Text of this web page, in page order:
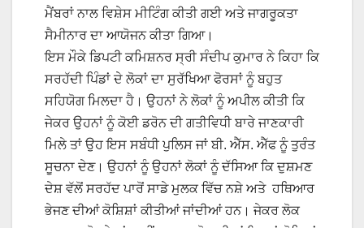
ਮੈਂਬਰਾਂ ਨਾਲ ਵਿਸ਼ੇਸ ਮੀਟਿੰਗ ਕੀਤੀ ਗਈ ਅਤੇ ਜਾਗਰੂਕਤਾ
ਸੈਮੀਨਾਰ ਦਾ ਆਯੋਜਨ ਕੀਤਾ ਗਿਆ।
ਇਸ ਮੌਕੇ ਡਿਪਟੀ ਕਮਿਸ਼ਨਰ ਸ੍ਰੀ ਸੰਦੀਪ ਕੁਮਾਰ ਨੇ ਕਿਹਾ ਕਿ
ਸਰਹੱਦੀ ਪਿੰਡਾਂ ਦੇ ਲੋਕਾਂ ਦਾ ਸੁਰੱਖਿਆ ਫੋਰਸਾਂ ਨੂੰ ਬਹੁਤ
ਸਹਿਯੋਗ ਮਿਲਦਾ ਹੈ। ਉਹਨਾਂ ਨੇ ਲੋਕਾਂ ਨੂੰ ਅਪੀਲ ਕੀਤੀ ਕਿ
ਜੇਕਰ ਉਹਨਾਂ ਨੂੰ ਕੋਈ ਡਰੋਨ ਦੀ ਗਤੀਵਿਧੀ ਬਾਰੇ ਜਾਣਕਾਰੀ
ਮਿਲੇ ਤਾਂ ਉਹ ਇਸ ਸਬੰਧੀ ਪੁਲਿਸ ਜਾਂ ਬੀ. ਐੱਸ. ਐੱਫ ਨੂੰ ਤੁਰੰਤ
ਸੂਚਨਾ ਦੇਣ। ਉਹਨਾਂ ਨੂੰ ਉਹਨਾਂ ਲੋਕਾਂ ਨੂੰ ਦੱਸਿਆ ਕਿ ਦੁਸ਼ਮਣ
ਦੇਸ਼ ਵੱਲੋਂ ਸਰਹੱਦ ਪਾਰੋਂ ਸਾਡੇ ਮੁਲਕ ਵਿੱਚ ਨਸ਼ੇ ਅਤੇ ਹਥਿਆਰ
ਭੇਜਣ ਦੀਆਂ ਕੋਸ਼ਿਸ਼ਾਂ ਕੀਤੀਆਂ ਜਾਂਦੀਆਂ ਹਨ। ਜੇਕਰ ਲੋਕ